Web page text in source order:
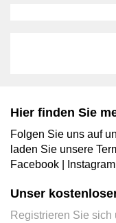
Hier finden Sie
Folgen Sie uns auf
laden Sie unsere
Facebook
Instagram
Unser
Registrieren Sie